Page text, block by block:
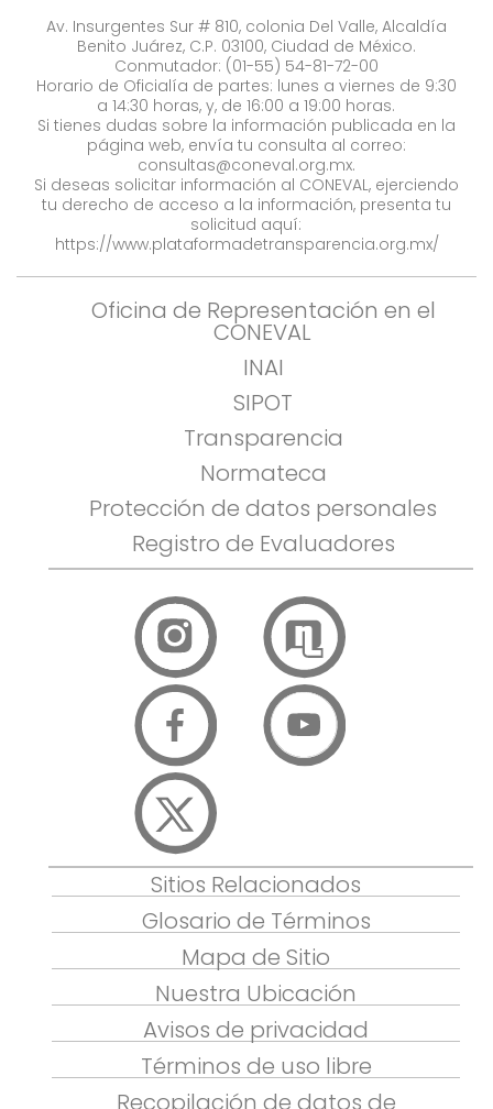
Av. Insurgentes Sur # 810, colonia Del Valle, Alcaldía
Benito Juárez, C.P. 03100, Ciudad de México.
Conmutador: (01-55) 54-81-72-00
Horario de Oficialía de partes: lunes a viernes de 9:30
a 14:30 horas, y, de 16:00 a 19:00 horas.
Si tienes dudas sobre la información publicada en la
página web, envía tu consulta al correo:
consultas@coneval.org.mx.
Si deseas solicitar información al CONEVAL, ejerciendo
tu derecho de acceso a la información, presenta tu
solicitud aquí:
https://www.plataformadetransparencia.org.mx/
Oficina de Representación en el
CONEVAL
INAI
SIPOT
Transparencia
Normateca
Protección de datos personales
Registro de Evaluadores
Sitios Relacionados
Glosario de Términos
Mapa de Sitio
Nuestra Ubicación
Avisos de privacidad
Términos de uso libre
Recopilación de datos de